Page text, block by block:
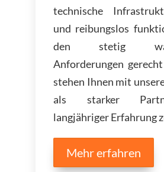
technische
und reibungslos
den stetig
Anforderungen
stehen Ihnen mit
als starker
langjähriger Erfahrung
Mehr erfahren